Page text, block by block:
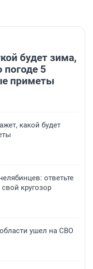
будет зима,
5
приметы
какой будет
ответьте
кругозор
ушел на СВО